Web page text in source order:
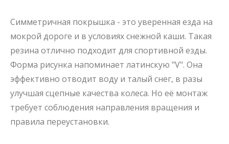
Симметричная покрышка - это уверенная езда на
мокрой дороге и в условиях снежной каши. Такая
резина отлично подходит для спортивной езды.
Форма рисунка напоминает латинскую "V". Она
эффективно отводит воду и талый снег, в разы
улучшая сцепные качества колеса. Но её монтаж
требует соблюдения направления вращения и
правила переустановки.